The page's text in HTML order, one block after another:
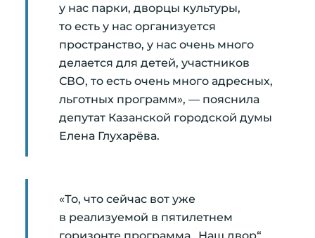
у нас парки, дворцы культуры,
то есть у нас организуется
пространство, у нас очень много
делается для детей, участников
СВО, то есть очень много адресных,
льготных программ», — пояснила
депутат Казанской городской думы
Елена Глухарёва.
«То, что сейчас вот уже
в реализуемой в пятилетнем